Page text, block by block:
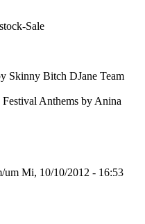
Sale
Skinny Bitch DJane Team
Anthems by Anina
um Mi, 10/10/2012 - 16:53